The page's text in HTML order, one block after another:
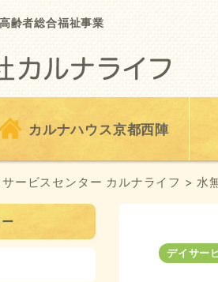
齢者総合福祉事業
カルナハウス京都西陣
ービスセンター カルナライフ > 水
デイサー